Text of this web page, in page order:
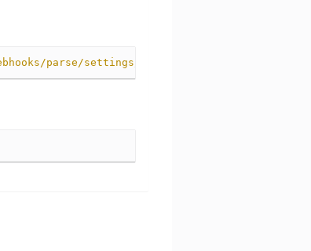
parse/settings/{hostname}